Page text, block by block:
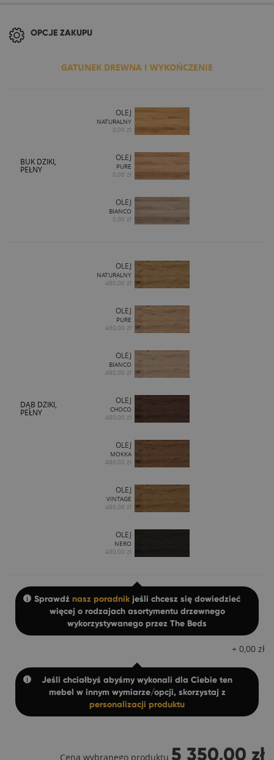
OPCJE ZAKUPU
GATUNEK DREWNA I WYKOŃCZENIE
BUK DZIKI,
PEŁNY
OLEJ
NATURALNY
0,00 zł
OLEJ
PURE
0,00 zł
OLEJ
BIANCO
0,00 zł
DĄB DZIKI,
PEŁNY
OLEJ
NATURALNY
480,00 zł
OLEJ
PURE
480,00 zł
OLEJ
BIANCO
480,00 zł
OLEJ
CHOCO
480,00 zł
OLEJ
MOKKA
480,00 zł
OLEJ
VINTAGE
480,00 zł
OLEJ
NERO
480,00 zł
Sprawdź nasz poradnikjeśli chcesz się dowiedzieć
więcej o rodzajach asortymentu drzewnego
wykorzystywanego przez The Beds
+ 0,00 zł
Jeśli chciałbyś abyśmy wykonali dla Ciebie ten
mebel w innym wymiarze/opcji, skorzystaj z
personalizacji produktu
Cena wybranego produktu 5 350,00 zł